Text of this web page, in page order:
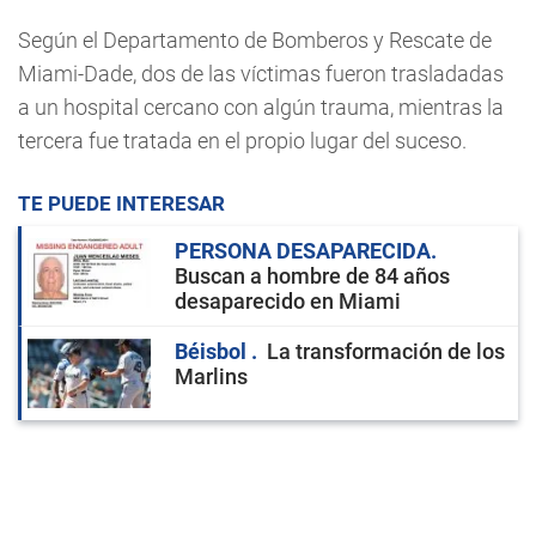
Según el Departamento de Bomberos y Rescate de
Miami-Dade, dos de las víctimas fueron trasladadas
a un hospital cercano con algún trauma, mientras la
tercera fue tratada en el propio lugar del suceso.
TE PUEDE INTERESAR
PERSONA DESAPARECIDA
Buscan a hombre de 84 años
desaparecido en Miami
Béisbol
La transformación de los
Marlins